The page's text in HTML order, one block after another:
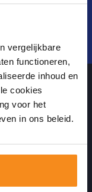
vergelijkbare
functioneren,
inhoud en
cookies
voor het
in ons beleid.